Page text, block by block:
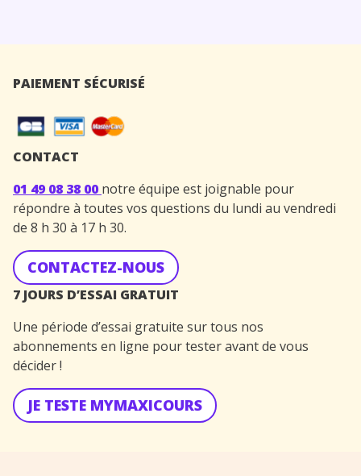
PAIEMENT SÉCURISÉ
CONTACT
01 49 08 38 00 notre équipe est joignable pour
répondre à toutes vos questions du lundi au vendredi
de 8 h 30 à 17 h 30.
CONTACTEZ-NOUS
7 JOURS D’ESSAI GRATUIT
Une période d’essai gratuite sur tous nos
abonnements en ligne pour tester avant de vous
décider !
JE TESTE MYMAXICOURS